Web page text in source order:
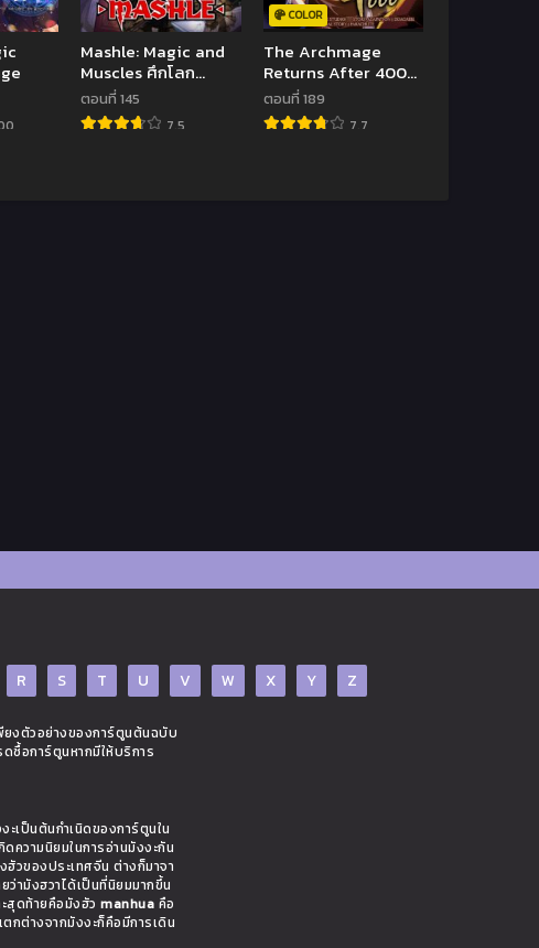
Mashle: Magic and
Muscles ศึกโลก
เวทมนตร์คนพลังกล้าม
ตอนที่ 145
7.5
COLOR
The Archmage
Returns After 4000
Years
ตอนที่ 189
7.7
R S T U V W X Y Z
ยงตัวอย่างของการ์ตูนต้นฉบับ
ซื้อการ์ตูนหากมีให้บริการ
เป็นต้นกำเนิดของการ์ตูนใน
ความนิยมในการอ่านมังงะกัน
ฮัวของประเทศจีน ต่างก็มาจา
ว่ามังฮวาได้เป็นที่นิยมมากขึ้น
สุดท้ายคือมังฮัว manhua คือ
กต่างจากมังงะก็คือมีการเดิน